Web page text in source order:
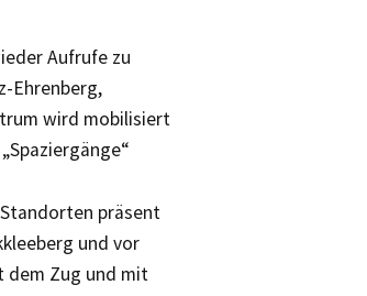
Aufrufe zu
Ehrenberg,
wird mobilisiert
präsent
und vor
dem Zug und mit